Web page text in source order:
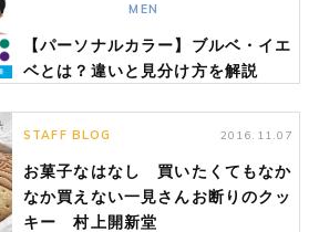
MEN
【パーソナルカラー】ブルベ・イエ
ベとは？違いと見分け方を解説
STAFF BLOG 2016.11.07
お菓子なはなし 買いたくてもなか
なか買えない一見さんお断りのクッ
キー 村上開新堂